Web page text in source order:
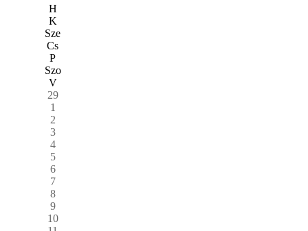
H
K
Sze
Cs
P
Szo
V
29
1
2
3
4
5
6
7
8
9
10